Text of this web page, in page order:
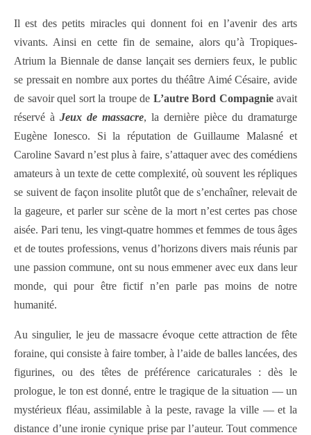
Il est des petits miracles qui donnent foi en l’avenir des arts
vivants. Ainsi en cette fin de semaine, alors qu’à Tropiques-
Atrium la Biennale de danse lançait ses derniers feux, le public
se pressait en nombre aux portes du théâtre Aimé Césaire, avide
de savoir quel sort la troupe de L’autre Bord Compagnieavait
réservé à Jeux de massacre, la dernière pièce du dramaturge
Eugène Ionesco. Si la réputation de Guillaume Malasné et
Caroline Savard n’est plus à faire, s’attaquer avec des comédiens
amateurs à un texte de cette complexité, où souvent les répliques
se suivent de façon insolite plutôt que de s’enchaîner, relevait de
la gageure, et parler sur scène de la mort n’est certes pas chose
aisée. Pari tenu, les vingt-quatre hommes et femmes de tous âges
et de toutes professions, venus d’horizons divers mais réunis par
une passion commune, ont su nous emmener avec eux dans leur
monde, qui pour être fictif n’en parle pas moins de notre
humanité.
Au singulier, le jeu de massacre évoque cette attraction de fête
foraine, qui consiste à faire tomber, à l’aide de balles lancées, des
figurines, ou des têtes de préférence caricaturales : dès le
prologue, le ton est donné, entre le tragique de la situation — un
mystérieux fléau, assimilable à la peste, ravage la ville — et la
distance d’une ironie cynique prise par l’auteur. Tout commence